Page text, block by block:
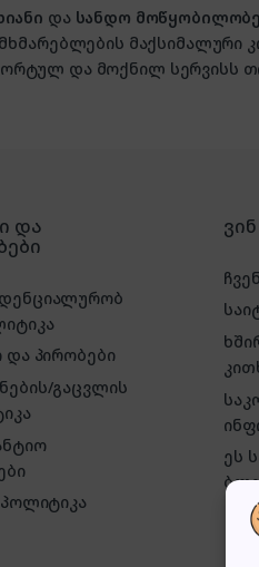
და სანდო
მაქსიმალური
და მოქნილ სერვისს
და
და პირობები
გაცვლის
პოლიტიკა
ეს